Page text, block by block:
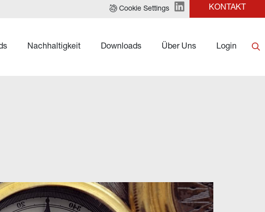
Cookie Settings KONTAKT
Nachhaltigkeit Downloads Über Uns Login